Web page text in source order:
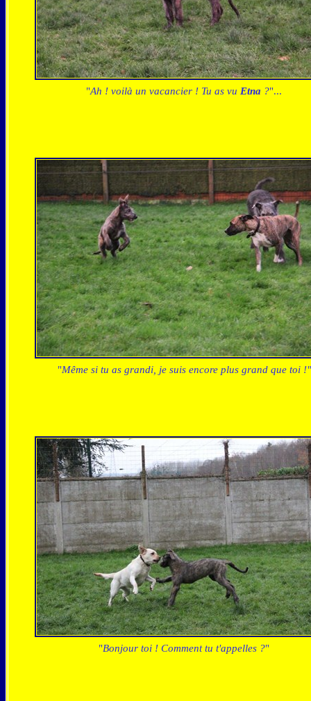
"Ah ! voilà un vacancier ! Tu as vu Etna ?"...
"Même si tu as grandi, je suis encore plus grand que toi !"
"Bonjour toi ! Comment tu t'appelles ?"